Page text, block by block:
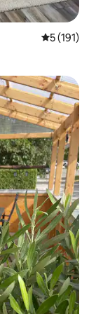
55 (191)